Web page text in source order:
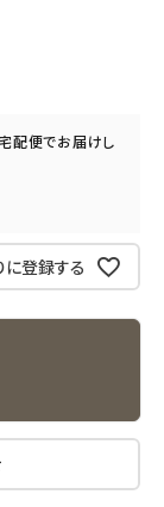
配便でお届けし
に登録する